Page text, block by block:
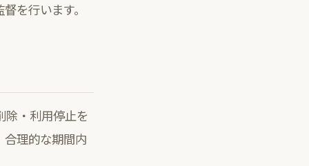
を行います。
除・利用停止を
理的な期間内